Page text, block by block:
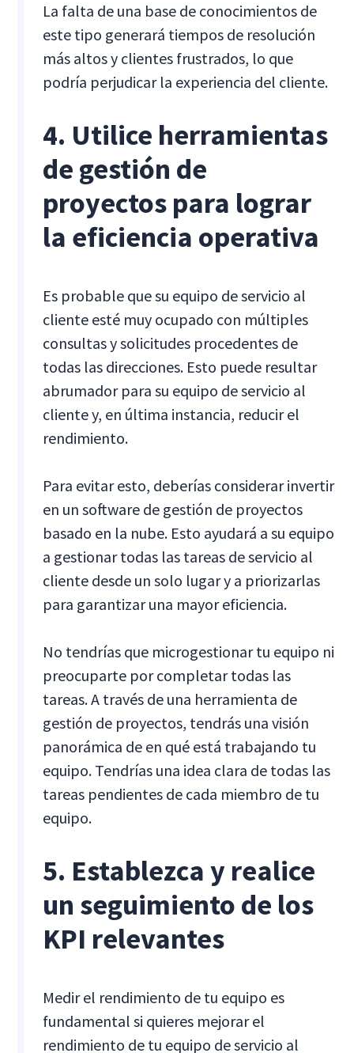
La falta de una base de conocimientos de
este tipo generará tiempos de resolución
más altos y clientes frustrados, lo que
podría perjudicar la experiencia del cliente.
4. Utilice herramientas
de gestión de
proyectos para lograr
la eficiencia operativa
Es probable que su equipo de servicio al
cliente esté muy ocupado con múltiples
consultas y solicitudes procedentes de
todas las direcciones. Esto puede resultar
abrumador para su equipo de servicio al
cliente y, en última instancia, reducir el
rendimiento.
Para evitar esto, deberías considerar invertir
en un software de gestión de proyectos
basado en la nube. Esto ayudará a su equipo
a gestionar todas las tareas de servicio al
cliente desde un solo lugar y a priorizarlas
para garantizar una mayor eficiencia.
No tendrías que microgestionar tu equipo ni
preocuparte por completar todas las
tareas. A través de una herramienta de
gestión de proyectos, tendrás una visión
panorámica de en qué está trabajando tu
equipo. Tendrías una idea clara de todas las
tareas pendientes de cada miembro de tu
equipo.
5. Establezca y realice
un seguimiento de los
KPI relevantes
Medir el rendimiento de tu equipo es
fundamental si quieres mejorar el
rendimiento de tu equipo de servicio al